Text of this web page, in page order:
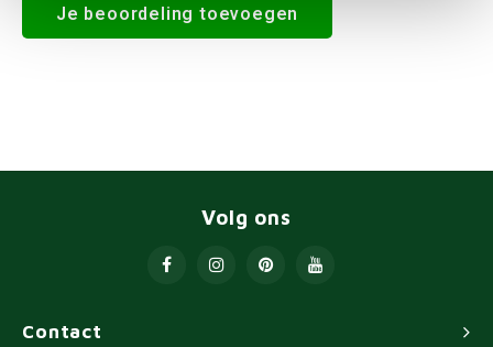
Je beoordeling toevoegen
Contact
Volg ons